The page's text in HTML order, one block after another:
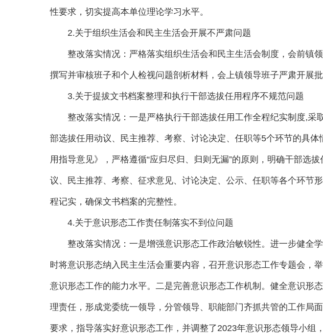
性要求，切实提高本单位理论学习水平。
2.关于组织生活会和民主生活会开展不严肃问题
整改落实情况：严格落实组织生活会和民主生活会制度，会前镇
撰写并审核班子和个人检视问题剖析材料，会上镇领导班子严肃开展
3.关于提拔文书档案整理和执行干部选拔任用程序不规范问题
整改落实情况：一是严格执行干部选拔任用工作全程纪实制度,采
部选拔任用动议、民主推荐、考察、讨论决定、任职等5个环节的具
用指导意见》，严格遵循“应归尽归、归则无漏”的原则，明确干部选
议、民主推荐、考察、征求意见、讨论决定、公示、任职等各个环节
程记实，确保文书档案的完整性。
4.关于意识形态工作责任制落实不到位问题
整改落实情况：一是增强意识形态工作政治敏锐性。进一步健全
时将意识形态纳入民主生活会重要内容，召开意识形态工作专题会，
意识形态工作的能力水平。二是完善意识形态工作机制。健全意识形
理责任，形成党委统一领导，分管领导、职能部门齐抓共管的工作局
要求，指导落实好意识形态工作，并调整了2023年意识形态领导小